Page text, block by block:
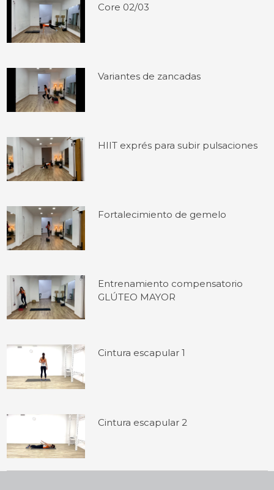
Core 02/03
Variantes de zancadas
HIIT exprés para subir pulsaciones
Fortalecimiento de gemelo
Entrenamiento compensatorio
GLÚTEO MAYOR
Cintura escapular 1
Cintura escapular 2